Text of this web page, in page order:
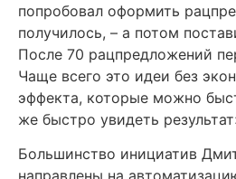
попробовал оформить
получилось, – а потом
После 70 рацпредложений
Чаще всего это идеи без
эффекта, которые можно
же быстро увидеть
Большинство инициатив